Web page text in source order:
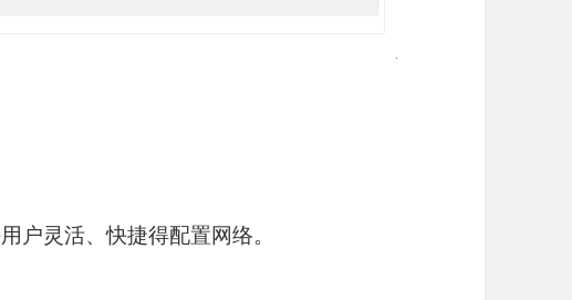
户灵活、快捷得配置网络。